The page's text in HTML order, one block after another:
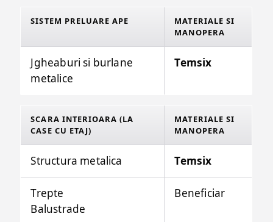
SISTEM PRELUARE APE
MATERIALE SI
MANOPERA
Jgheaburi si burlane
metalice
Temsix
SCARA INTERIOARA (LA
CASE CU ETAJ)
MATERIALE SI
MANOPERA
Structura metalica Temsix
Trepte
Balustrade
Beneficiar